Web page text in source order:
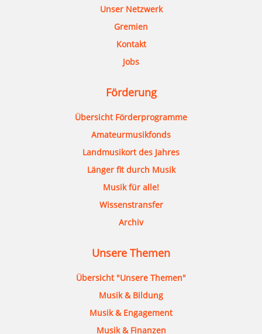
Unser Netzwerk
Gremien
Kontakt
Jobs
Förderung
Übersicht Förderprogramme
Amateurmusikfonds
Landmusikort des Jahres
Länger fit durch Musik
Musik für alle!
Wissenstransfer
Archiv
Unsere Themen
Übersicht "Unsere Themen"
Musik & Bildung
Musik & Engagement
Musik & Finanzen